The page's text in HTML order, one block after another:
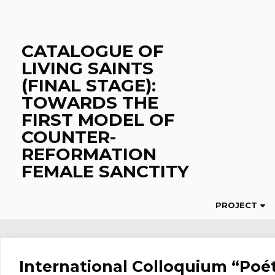
CATALOGUE OF
LIVING SAINTS
(FINAL STAGE):
TOWARDS THE
FIRST MODEL OF
COUNTER-
REFORMATION
FEMALE SANCTITY
PROJECT
International Colloquium